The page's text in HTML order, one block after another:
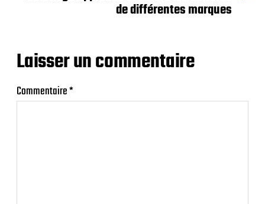
de différentes marques
Laisser un commentaire
Commentaire*